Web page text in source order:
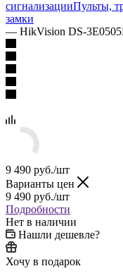
сигнализацииПульты,
замки
— HikVision DS-
9 490 руб./шт
Варианты цен
9 490 руб./шт
Подробности
Нет в наличии
Нашли дешевле?
Хочу в подарок